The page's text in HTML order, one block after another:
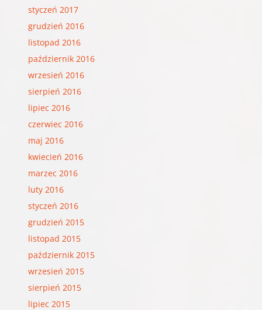
styczeń 2017
grudzień 2016
listopad 2016
październik 2016
wrzesień 2016
sierpień 2016
lipiec 2016
czerwiec 2016
maj 2016
kwiecień 2016
marzec 2016
luty 2016
styczeń 2016
grudzień 2015
listopad 2015
październik 2015
wrzesień 2015
sierpień 2015
lipiec 2015